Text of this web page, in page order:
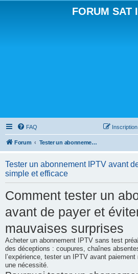
FORUM SAT
FAQ Inscription
Forum Tester un abonnement IPTV avant de payer : méthode simple et efficace
Tester un abonnement IPTV avant
simple et efficace
Comment tester un
avant de payer et
mauvaises surprises
Acheter un abonnement IPTV sans test
des déceptions : coupures, chaînes
l’expérience, tester un IPTV avant
une nécessité.